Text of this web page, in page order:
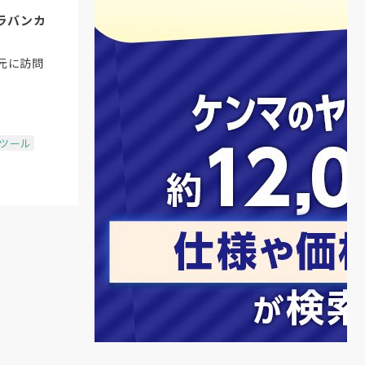
バンカ
に訪問
ール